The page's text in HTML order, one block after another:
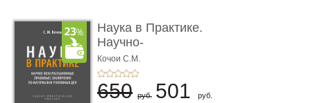
Наука в Практике.
Научно-
консультационные (пра
...
Кочои С.М.
650 руб. 501 руб.